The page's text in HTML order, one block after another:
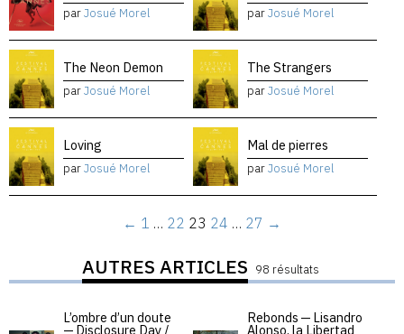
parJosué Morel parJosué Morel
The Neon Demon
parJosué Morel
The Strangers
parJosué Morel
Loving
parJosué Morel
Mal de pierres
parJosué Morel
← 1 … 22 23 24 … 27 →
AUTRES ARTICLES 98 résultats
L’ombre d’un doute
— Disclosure Day /
Rebonds — Lisandro
Alonso, la Libertad